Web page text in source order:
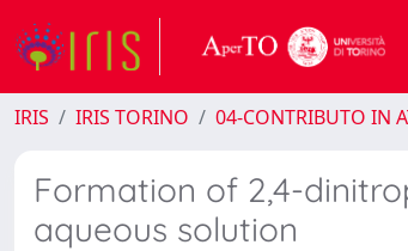
IRIS IRIS TORINO 04-CONTRIBUTO IN
Formation of 2,4-
aqueous solution